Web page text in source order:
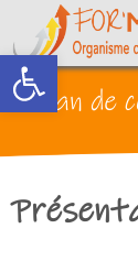
Ouvrir
Bilan de